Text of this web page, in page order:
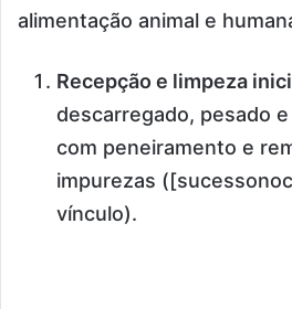
alimentação animal e
Recepção e limpeza
descarregado, pesado
com peneiramento e
impurezas
vínculo).